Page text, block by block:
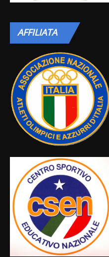
AFFILIATA